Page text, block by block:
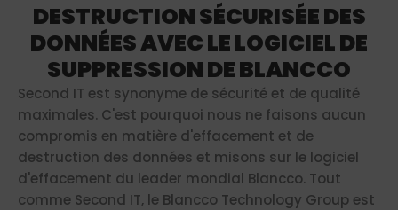
DESTRUCTION SÉCURISÉE DES
DONNÉES AVEC LE LOGICIEL DE
SUPPRESSION DE BLANCCO
Second IT est synonyme de sécurité et de qualité
maximales. C'est pourquoi nous ne faisons aucun
compromis en matière d'effacement et de
destruction des données et misons sur le logiciel
d'effacement du leader mondial Blancco. Tout
comme Second IT, le Blancco Technology Group est